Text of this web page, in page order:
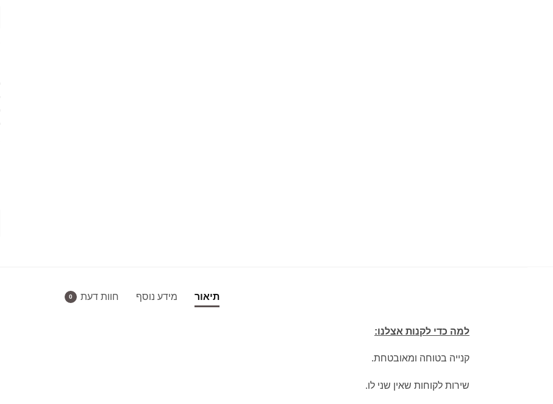
תיאור מידע נוסף חוות דעת 0
למה כדי לקנות אצלנו:
קנייה בטוחה ומאובטחת.
שירות לקוחות שאין שני לו.